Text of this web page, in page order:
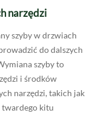
narzędzi
szyby w drzwiach
do dalszych
szyby to
i środków
narzędzi, takich jak
twardego kitu